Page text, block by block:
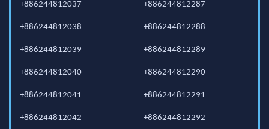
+886244812037
+886244812038
+886244812039
+886244812040
+886244812041
+886244812042
+886244812287
+886244812288
+886244812289
+886244812290
+886244812291
+886244812292